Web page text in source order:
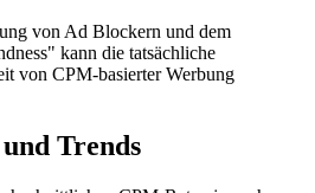
von Ad Blockern und dem
kann die tatsächliche
von CPM-basierter Werbung
Trends